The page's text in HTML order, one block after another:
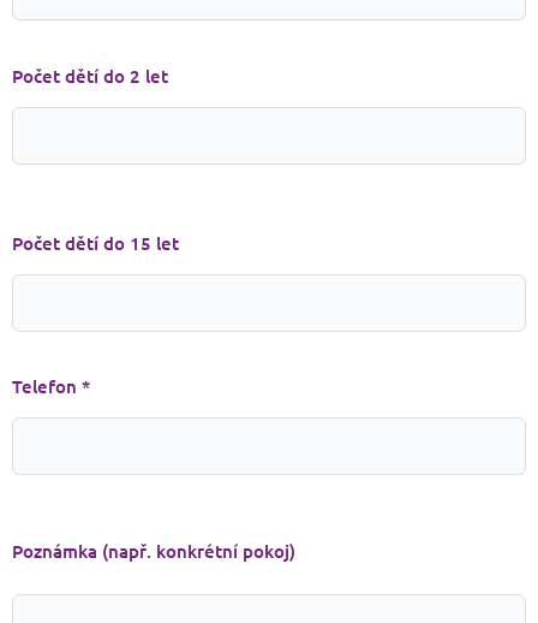
Počet dětí do 2 let
Počet dětí do 15 let
Telefon *
Poznámka (např. konkrétní pokoj)